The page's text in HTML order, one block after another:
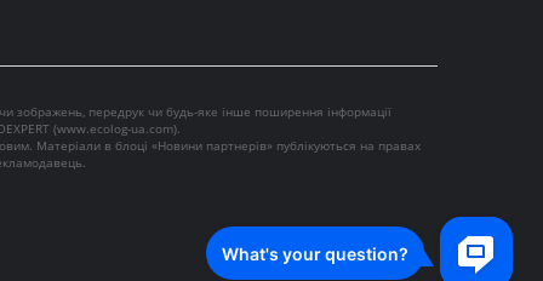
зображень, передрук чи будь-яке інше поширення інформації
(www.ecolog-ua.com).
Матеріали в блоці «Новини партнерів» публікуються на правах